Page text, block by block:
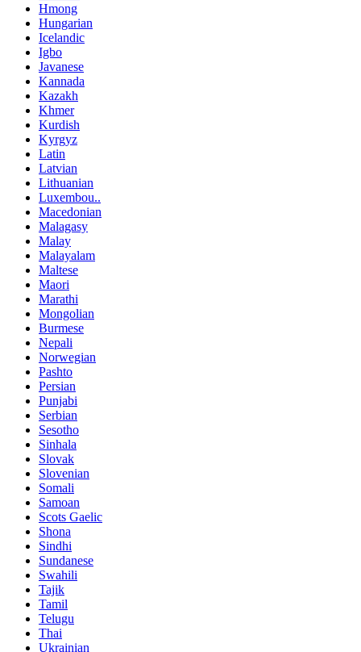
Hmong
Hungarian
Icelandic
Igbo
Javanese
Kannada
Kazakh
Khmer
Kurdish
Kyrgyz
Latin
Latvian
Lithuanian
Luxembou..
Macedonian
Malagasy
Malay
Malayalam
Maltese
Maori
Marathi
Mongolian
Burmese
Nepali
Norwegian
Pashto
Persian
Punjabi
Serbian
Sesotho
Sinhala
Slovak
Slovenian
Somali
Samoan
Scots Gaelic
Shona
Sindhi
Sundanese
Swahili
Tajik
Tamil
Telugu
Thai
Ukrainian